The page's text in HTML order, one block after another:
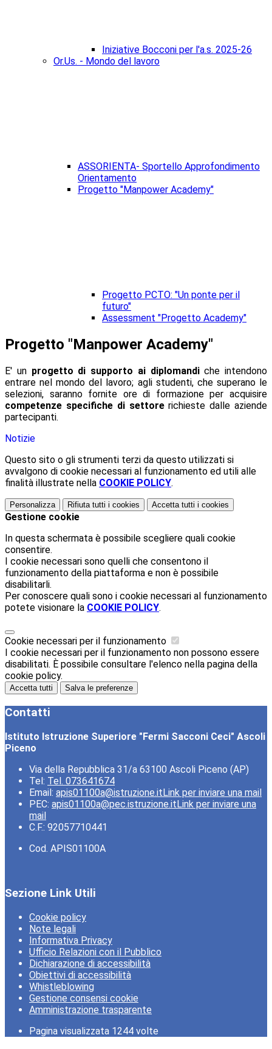
Iniziative Bocconi per l'a.s. 2025-26
Or.Us. - Mondo del lavoro
ASSORIENTA- Sportello Approfondimento
Orientamento
Progetto "Manpower Academy"
Progetto PCTO: "Un ponte per il
futuro"
Assessment "Progetto Academy"
Progetto "Manpower Academy"
E' un progetto di supporto ai diplomandiche intendono
entrare nel mondo del lavoro; agli studenti, che superano le
selezioni, saranno fornite ore di formazione per acquisire
competenze specifiche di settorerichieste dalle aziende
partecipanti.
Notizie
Questo sito o gli strumenti terzi da questo utilizzati si
avvalgono di cookie necessari al funzionamento ed utili alle
finalità illustrate nella COOKIE POLICY.
Personalizza Rifiuta tutti i cookies Accetta tutti i cookies
Gestione cookie
In questa schermata è possibile scegliere quali cookie
consentire.
I cookie necessari sono quelli che consentono il
funzionamento della piattaforma e non è possibile
disabilitarli.
Per conoscere quali sono i cookie necessari al funzionamento
potete visionare la COOKIE POLICY.
Cookie necessari per il funzionamento
I cookie necessari per il funzionamento non possono essere
disabilitati. È possibile consultare l'elenco nella pagina della
cookie policy.
Accetta tutti Salva le preferenze
Contatti
Istituto Istruzione Superiore "Fermi Sacconi Ceci" Ascoli
Piceno
Via della Repubblica 31/a 63100 Ascoli Piceno (AP)
Tel: Tel. 073641674
Email: apis01100a@istruzione.itLink per inviare una mail
PEC: apis01100a@pec.istruzione.itLink per inviare una
mail
C.F.: 92057710441
Cod. APIS01100A
Sezione Link Utili
Cookie policy
Note legali
Informativa Privacy
Ufficio Relazioni con il Pubblico
Dichiarazione di accessibilità
Obiettivi di accessibilità
Whistleblowing
Gestione consensi cookie
Amministrazione trasparente
Pagina visualizzata 1244 volte